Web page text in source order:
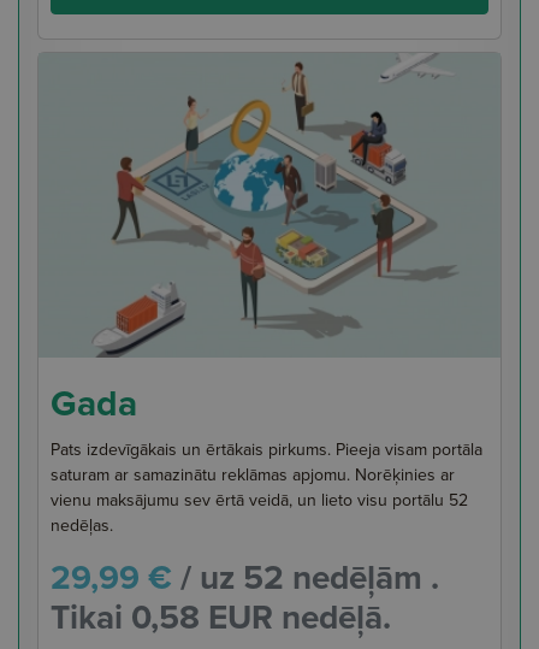
Gada
Pats izdevīgākais un ērtākais pirkums. Pieeja visam portāla
saturam ar samazinātu reklāmas apjomu. Norēķinies ar
vienu maksājumu sev ērtā veidā, un lieto visu portālu 52
nedēļas.
29,99 €/ uz 52 nedēļām .
Tikai 0,58 EUR nedēļā.